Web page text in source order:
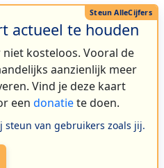
actueel te houden
kosteloos. Vooral de
aanzienlijk meer
Vind je deze kaart
een donatiete doen.
steun van gebruikers zoals jij.